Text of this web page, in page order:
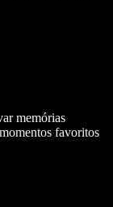
memórias
favoritos